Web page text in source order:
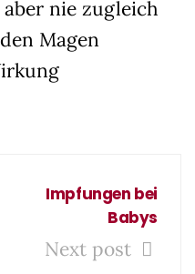
nie zugleich
Magen
Impfungen bei
Babys
Next post